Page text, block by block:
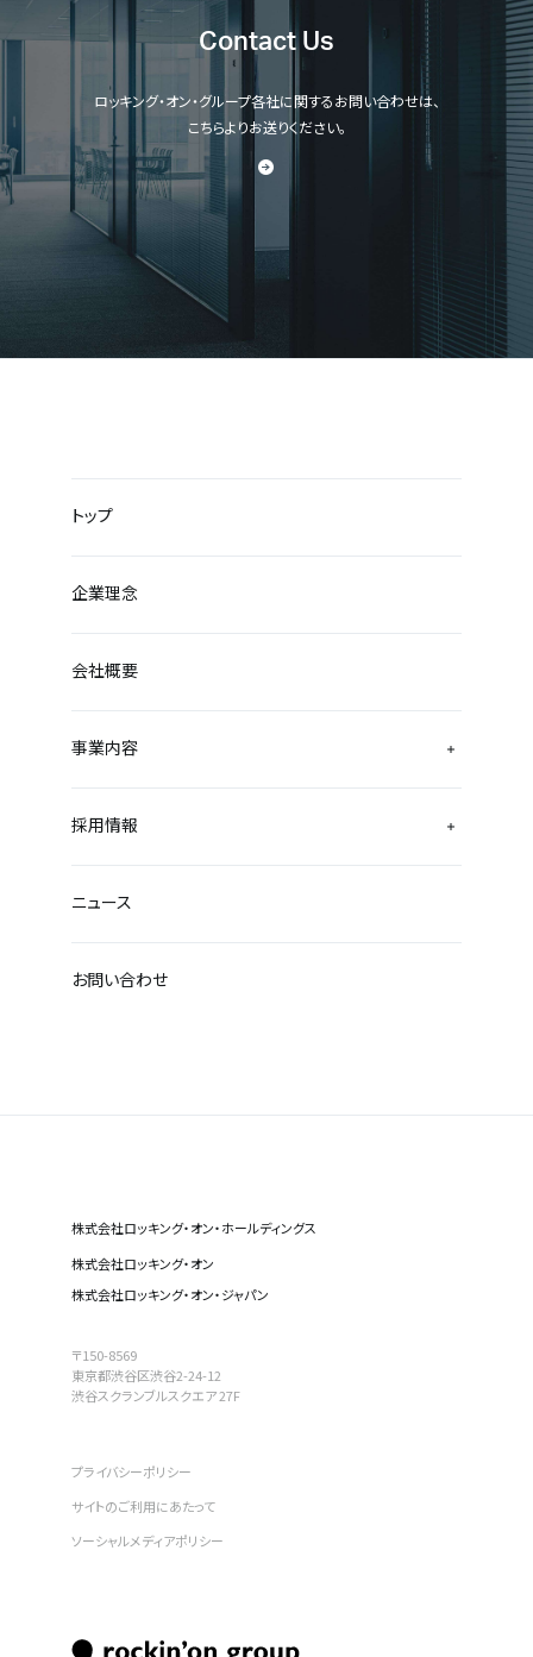
Contact Us
ロッキング・オン・グループ各社に関するお問い合わせは、
こちらよりお送りください。
株式会社ロッキング・オン・ホールディングス
株式会社ロッキング・オン
株式会社ロッキング・オン・ジャパン
〒150-8569
東京都渋谷区渋谷2-24-12
渋谷スクランブルスクエア 27F
トップ
企業理念
会社概要
事業内容
採用情報
ニュース
お問い合わせ
プライバシーポリシー
サイトのご利用にあたって
ソーシャルメディアポリシー